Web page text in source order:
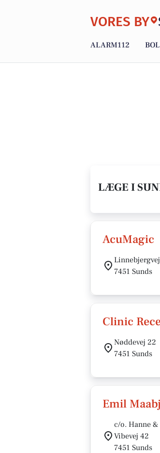
VORES BY
ALARM112
LÆGE I
AcuMagic
7451 Sunds
Clinic
Nøddevej 22
7451 Sunds
Emil
c/o. Hanne
Vibevej 42
7451 Sunds